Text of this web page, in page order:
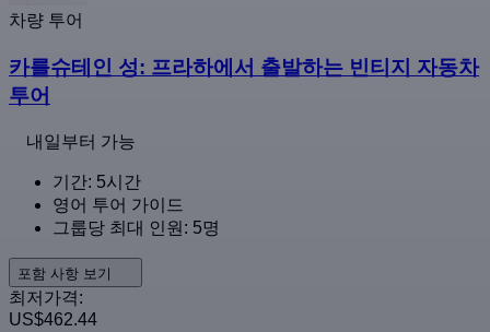
차량 투어
카를슈테인 성: 프라하에서 출발하는 빈티지 자동차
투어
내일부터 가능
기간: 5시간
영어 투어 가이드
그룹당 최대 인원: 5명
포함 사항 보기
최저가격:
US$462.44